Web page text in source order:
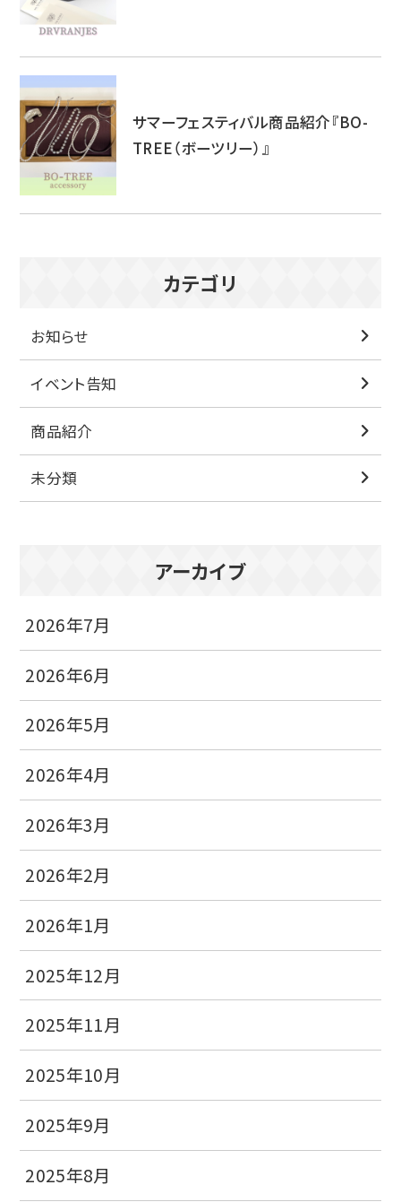
サマーフェスティバル商品紹介『BO-
TREE（ボーツリー）』
カテゴリ
お知らせ
イベント告知
商品紹介
未分類
アーカイブ
2026年7月
2026年6月
2026年5月
2026年4月
2026年3月
2026年2月
2026年1月
2025年12月
2025年11月
2025年10月
2025年9月
2025年8月